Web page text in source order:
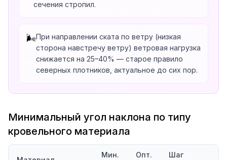
сечения стропил.
🌬️При направлении ската по ветру (низкая
сторона навстречу ветру) ветровая нагрузка
снижается на 25–40% — старое правило
северных плотников, актуальное до сих пор.
Минимальный угол наклона по типу
кровельного материала
Мин.
Опт.
Шаг